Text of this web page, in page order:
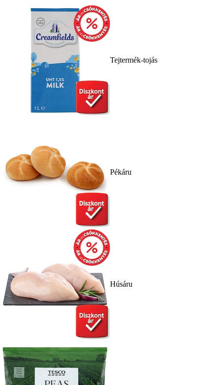
Tejtermék-tojás
Pékáru
Húsáru